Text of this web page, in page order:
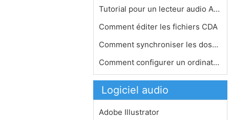
Tutorial pour un lecteur audio AS3
Comment éditer les fichiers CDA
Comment synchroniser les dossiers iT…
Comment configurer un ordinateur pou…
Logiciel audio
Adobe Illustrator